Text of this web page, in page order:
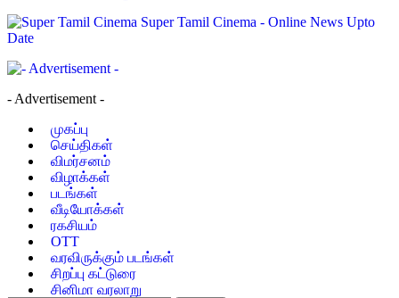
Super Tamil Cinema - Online News Upto
Date
- Advertisement -
முகப்பு
செய்திகள்
விமர்சனம்
விழாக்கள்
படங்கள்
வீடியோக்கள்
ரகசியம்
OTT
வரவிருக்கும் படங்கள்
சிறப்பு கட்டுரை
சினிமா வரலாறு